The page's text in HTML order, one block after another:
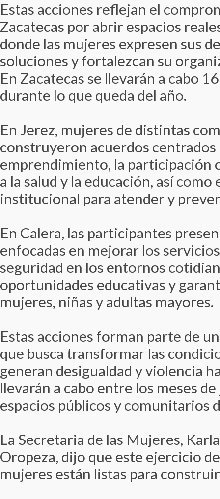
Estas acciones reflejan el
Zacatecas por abrir espacios
donde las mujeres expresen sus
soluciones y fortalezcan su
En Zacatecas se llevarán a cabo
durante lo que queda del año.
En Jerez, mujeres de distintas
construyeron acuerdos centrados
emprendimiento, la participación
a la salud y la educación, así
institucional para atender y
En Calera, las participantes
enfocadas en mejorar los
seguridad en los entornos
oportunidades educativas y
mujeres, niñas y adultas mayores.
Estas acciones forman parte de
que busca transformar las
generan desigualdad y violencia
llevarán a cabo entre los meses
espacios públicos y comunitarios
La Secretaria de las Mujeres,
Oropeza, dijo que este ejercicio
mujeres están listas para